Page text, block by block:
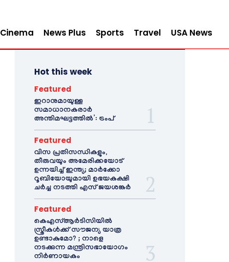
Cinema News Plus Sports Travel USA News
Hot this week
Featured
ഇറാനുമായുള്ള
സമാധാനകരാർ
അന്തിമഘട്ടത്തിൽ‌’: ട്രംപ്
Featured
വിസ പ്രതിസന്ധികളും,
തീരുവയും അമേരിക്കയോട്
ഉന്നയിച്ച് ഇന്ത്യ; മാർക്കോ
റൂബിയോയുമായി ഉഭയകക്ഷി
ചർച്ച നടത്തി എസ് ജയശങ്കർ
Featured
കെഎസ്ആർടിസിയിൽ
സ്ത്രീകൾക്ക് സൗജന്യ യാത്ര
ഉണ്ടാകുമോ? ; നാളെ
നടക്കുന്ന മന്ത്രിസഭായോഗം
നിർണായകം